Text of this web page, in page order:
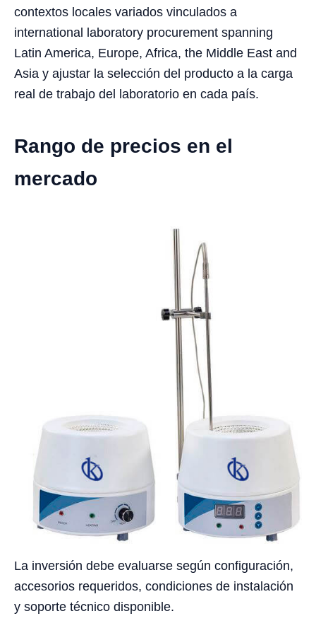
contextos locales variados vinculados a
international laboratory procurement spanning
Latin America, Europe, Africa, the Middle East and
Asia y ajustar la selección del producto a la carga
real de trabajo del laboratorio en cada país.
Rango de precios en el
mercado
La inversión debe evaluarse según configuración,
accesorios requeridos, condiciones de instalación
y soporte técnico disponible.